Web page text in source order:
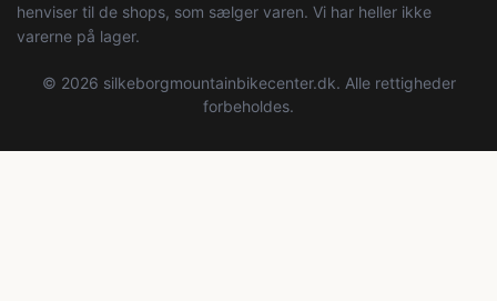
henviser til de shops, som sælger varen. Vi har heller ikke
varerne på lager.
© 2026 silkeborgmountainbikecenter.dk. Alle rettigheder
forbeholdes.